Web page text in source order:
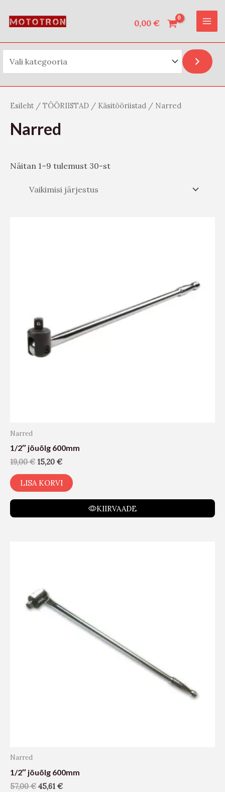
0,00 €
t
s
Esileht / TÖÖRIISTAD / Käsitööriistad / Narred
Narred
Näitan 1–9 tulemust 30-st
Narred
1/2″ jõuõlg 600mm
19,00€ 15,20 €
LISA KORVI
KIIRVAADE
Narred
1/2″ jõuõlg 600mm
57,00€ 45,61 €